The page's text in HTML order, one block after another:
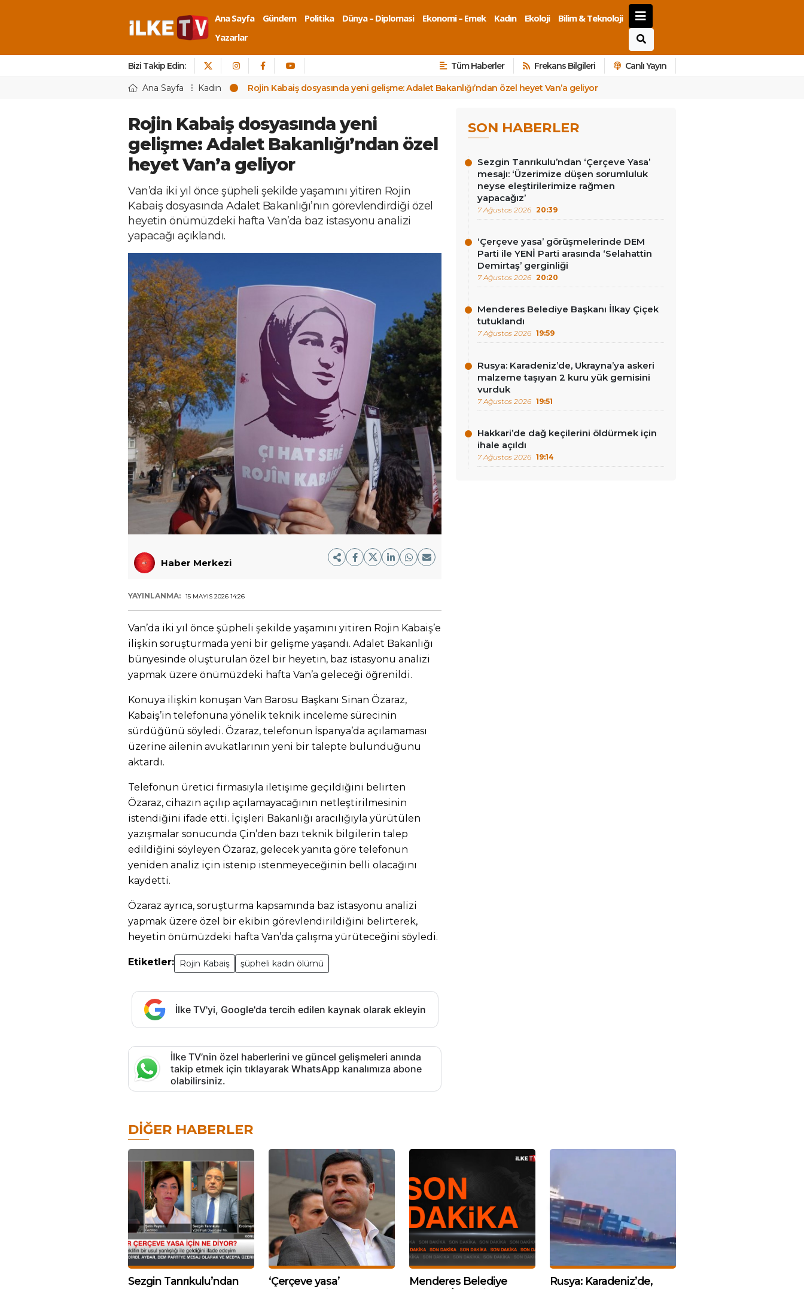
Ana Sayfa Gündem Politika Dünya – Diplomasi Ekonomi – Emek Kadın Ekoloji
Bilim & Teknoloji
Yazarlar
Bizi Takip Edin: Tüm Haberler Frekans Bilgileri Canlı Yayın
Ana Sayfa Kadın Rojin Kabaiş dosyasında yeni gelişme: Adalet Bakanlığı’ndan özel heyet Van’a geliyor
Rojin Kabaiş dosyasında yeni
gelişme: Adalet Bakanlığı’ndan özel
heyet Van’a geliyor
Van’da iki yıl önce şüpheli şekilde yaşamını yitiren Rojin
Kabaiş dosyasında Adalet Bakanlığı’nın görevlendirdiği özel
heyetin önümüzdeki hafta Van’da baz istasyonu analizi
yapacağı açıklandı.
Haber Merkezi
YAYINLANMA: 15 MAYIS 2026 14:26
Van’da iki yıl önce şüpheli şekilde yaşamını yitiren Rojin Kabaiş’e
ilişkin soruşturmada yeni bir gelişme yaşandı. Adalet Bakanlığı
bünyesinde oluşturulan özel bir heyetin, baz istasyonu analizi
yapmak üzere önümüzdeki hafta Van’a geleceği öğrenildi.
Konuya ilişkin konuşan Van Barosu Başkanı Sinan Özaraz,
Kabaiş’in telefonuna yönelik teknik inceleme sürecinin
sürdüğünü söyledi. Özaraz, telefonun İspanya’da açılamaması
üzerine ailenin avukatlarının yeni bir talepte bulunduğunu
aktardı.
Telefonun üretici firmasıyla iletişime geçildiğini belirten
Özaraz, cihazın açılıp açılamayacağının netleştirilmesinin
istendiğini ifade etti. İçişleri Bakanlığı aracılığıyla yürütülen
yazışmalar sonucunda Çin’den bazı teknik bilgilerin talep
edildiğini söyleyen Özaraz, gelecek yanıta göre telefonun
yeniden analiz için istenip istenmeyeceğinin belli olacağını
kaydetti.
Özaraz ayrıca, soruşturma kapsamında baz istasyonu analizi
yapmak üzere özel bir ekibin görevlendirildiğini belirterek,
heyetin önümüzdeki hafta Van’da çalışma yürüteceğini söyledi.
Etiketler: Rojin Kabaiş şüpheli kadın ölümü
İlke TV'yi, Google'da tercih edilen kaynak olarak ekleyin
İlke TV’nin özel haberlerini ve güncel gelişmeleri anında
takip etmek için tıklayarak WhatsApp kanalımıza abone
olabilirsiniz.
SON HABERLER
Sezgin Tanrıkulu’ndan ‘Çerçeve Yasa’
mesajı: ‘Üzerimize düşen sorumluluk
neyse eleştirilerimize rağmen
yapacağız’
7 Ağustos 2026 20:39
‘Çerçeve yasa’ görüşmelerinde DEM
Parti ile YENİ Parti arasında ‘Selahattin
Demirtaş’ gerginliği
7 Ağustos 2026 20:20
Menderes Belediye Başkanı İlkay Çiçek
tutuklandı
7 Ağustos 2026 19:59
Rusya: Karadeniz’de, Ukrayna’ya askeri
malzeme taşıyan 2 kuru yük gemisini
vurduk
7 Ağustos 2026 19:51
Hakkari’de dağ keçilerini öldürmek için
ihale açıldı
7 Ağustos 2026 19:14
DIĞER HABERLER
Sezgin Tanrıkulu’ndan
‘Çerçeve yasa’
Menderes Belediye
Rusya: Karadeniz’de,